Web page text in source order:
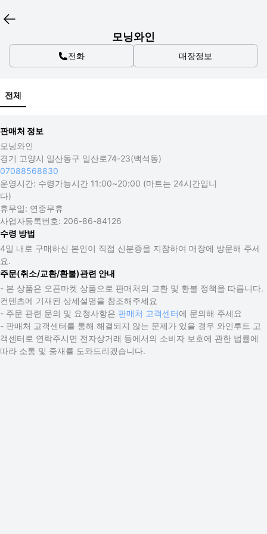
모닝와인
전화 매장정보
전체
판매처 정보
모닝와인
경기 고양시 일산동구 일산로74-23(백석동)
07088568830
운영시간: 수령가능시간 11:00~20:00 (마트는 24시간입니
다)
휴무일: 연중무휴
사업자등록번호: 206-86-84126
수령 방법
4일 내로 구매하신 본인이 직접 신분증을 지참하여 매장에 방문해 주세
요.
주문(취소/교환/환불)관련 안내
- 본 상품은 오픈마켓 상품으로 판매처의 교환 및 환불 정책을 따릅니다.
컨텐츠에 기재된 상세설명을 참조해주세요
- 주문 관련 문의 및 요청사항은 판매처 고객센터에 문의해 주세요
- 판매처 고객센터를 통해 해결되지 않는 문제가 있을 경우 와인루트 고
객센터로 연락주시면 전자상거래 등에서의 소비자 보호에 관한 법률에
따라 소통 및 중재를 도와드리겠습니다.